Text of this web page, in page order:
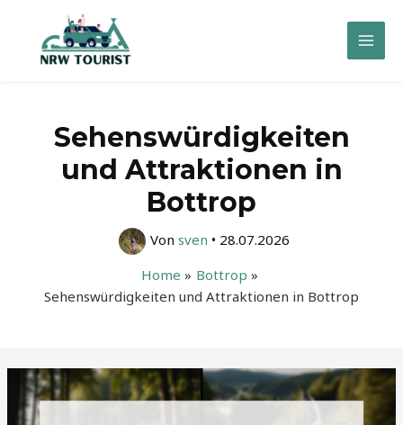
springen
Main
Sehenswürdigkeiten
und Attraktionen in
Bottrop
Von sven • 28.07.2026
Home
Bottrop
Sehenswürdigkeiten und Attraktionen in Bottrop